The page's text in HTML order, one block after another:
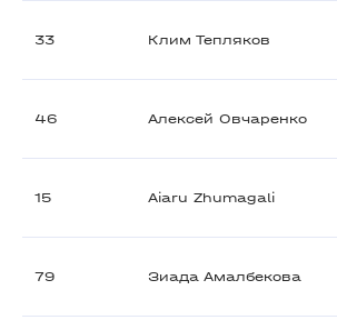
33 Клим Тепляков
46 Алексей Овчаренко
15 Aiaru Zhumagali
79 Зиада Амалбекова